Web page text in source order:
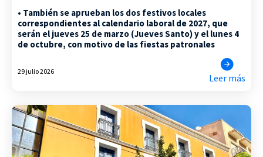
• También se aprueban los dos festivos locales
correspondientes al calendario laboral de 2027, que
serán el jueves 25 de marzo (Jueves Santo) y el lunes 4
de octubre, con motivo de las fiestas patronales
29 julio 2026
Leer más